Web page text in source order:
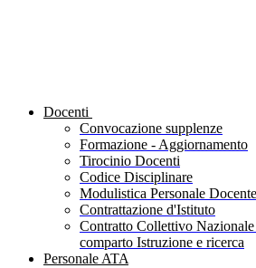
Docenti
Convocazione supplenze
Formazione - Aggiornamento
Tirocinio Docenti
Codice Disciplinare
Modulistica Personale Docente
Contrattazione d'Istituto
Contratto Collettivo
comparto Istruzione e ricerca
Personale ATA